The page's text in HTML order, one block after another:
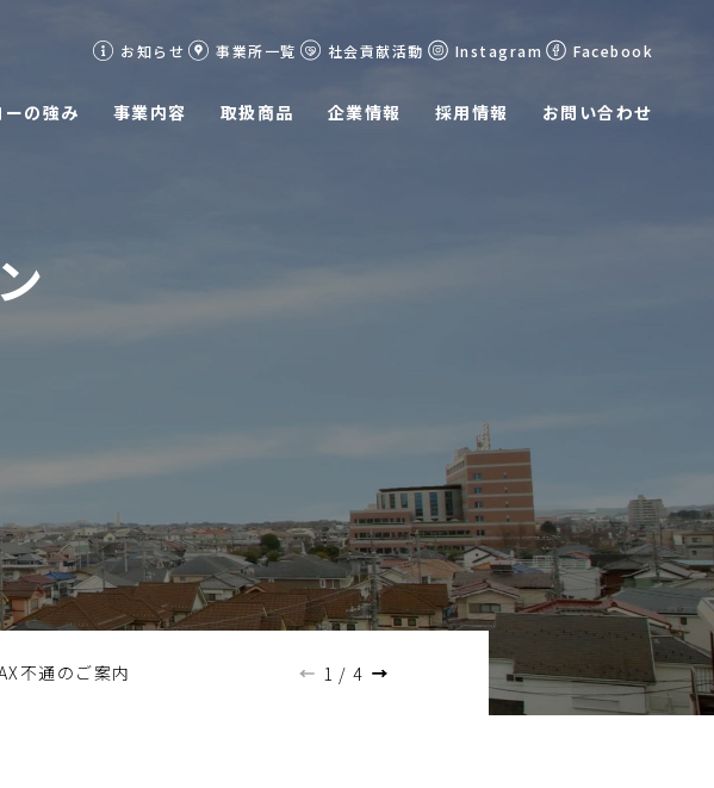
お知らせ 事業所一覧 社会貢献活動 Instagram Facebook
の強み 事業内容 取扱商品 企業情報
要
採用情報
制度
お問い合わせ
不通のご案内 【秋川・八王子・甲府・西多摩
2026.07.21
1 / 4